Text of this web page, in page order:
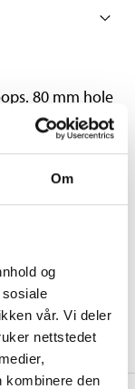
Om
og
vår. Vi deler
nettstedet
kombinere den
80 mm hole